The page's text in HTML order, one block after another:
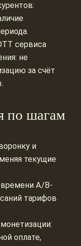
сервиса
не
за счёт
по шагам
и
текущие
A/B-
тарифов
оплате,